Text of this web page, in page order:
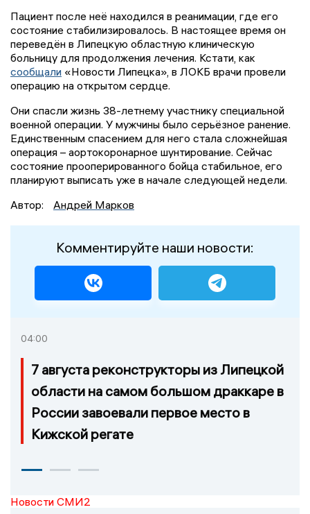
Пациент после неё находился в реанимации, где его
состояние стабилизировалось. В настоящее время он
переведён в Липецкую областную клиническую
больницу для продолжения лечения. Кстати, как
сообщали «Новости Липецка», в ЛОКБ врачи провели
операцию на открытом сердце.
Они спасли жизнь 38-летнему участнику специальной
военной операции. У мужчины было серьёзное ранение.
Единственным спасением для него стала сложнейшая
операция – аортокоронарное шунтирование. Сейчас
состояние прооперированного бойца стабильное, его
планируют выписать уже в начале следующей недели.
Автор:
Андрей Марков
Комментируйте наши новости:
04:00
7 августа реконструкторы из Липецкой
области на самом большом драккаре в
России завоевали первое место в
Кижской регате
Новости СМИ2